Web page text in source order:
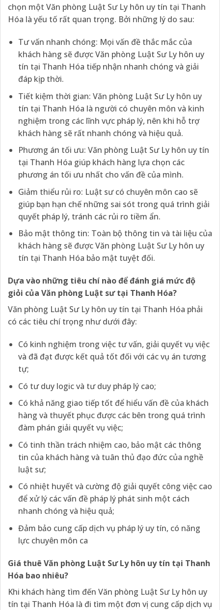
chọn một Văn phòng Luật Sư Ly hôn uy tín tại Thanh
Hóa là yếu tố rất quan trọng. Bởi những lý do sau:
Tư vấn nhanh chóng: Mọi vấn đề thắc mắc của
khách hàng sẽ được Văn phòng Luật Sư Ly hôn uy
tín tại Thanh Hóa tiếp nhận nhanh chóng và giải
đáp kịp thời.
Tiết kiệm thời gian: Văn phòng Luật Sư Ly hôn uy
tín tại Thanh Hóa là người có chuyên môn và kinh
nghiệm trong các lĩnh vực pháp lý, nên khi hỗ trợ
khách hàng sẽ rất nhanh chóng và hiệu quả.
Phương án tối ưu: Văn phòng Luật Sư Ly hôn uy tín
tại Thanh Hóa giúp khách hàng lựa chọn các
phương án tối ưu nhất cho vấn đề của mình.
Giảm thiểu rủi ro: Luật sư có chuyên môn cao sẽ
giúp bạn hạn chế những sai sót trong quá trình giải
quyết pháp lý, tránh các rủi ro tiềm ẩn.
Bảo mật thông tin: Toàn bộ thông tin và tài liệu của
khách hàng sẽ được Văn phòng Luật Sư Ly hôn uy
tín tại Thanh Hóa bảo mật tuyệt đối.
Dựa vào những tiêu chí nào để đánh giá mức độ
giỏi của Văn phòng Luật sư tại Thanh Hóa?
Văn phòng Luật Sư Ly hôn uy tín tại Thanh Hóa phải
có các tiêu chí trọng như dưới đây:
Có kinh nghiệm trong việc tư vấn, giải quyết vụ việc
và đã đạt được kết quả tốt đối với các vụ án tương
tự;
Có tư duy logic và tư duy pháp lý cao;
Có khả năng giao tiếp tốt để hiểu vấn đề của khách
hàng và thuyết phục được các bên trong quá trình
đàm phán giải quyết vụ việc;
Có tinh thần trách nhiệm cao, bảo mật các thông
tin của khách hàng và tuân thủ đạo đức của nghề
luật sư;
Có nhiệt huyết và cường độ giải quyết công việc cao
để xử lý các vấn đề pháp lý phát sinh một cách
nhanh chóng và hiệu quả;
Đảm bảo cung cấp dịch vụ pháp lý uy tín, có năng
lực chuyên môn ca
Giá thuê Văn phòng Luật Sư Ly hôn uy tín tại Thanh
Hóa bao nhiêu?
Khi khách hàng tìm đến Văn phòng Luật Sư Ly hôn uy
tín tại Thanh Hóa là đi tìm một đơn vị cung cấp dịch vụ